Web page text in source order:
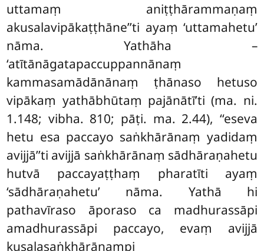
uttamaṃ aniṭṭhārammaṇaṃ
akusalavipākaṭṭhāne’’ti ayaṃ ‘uttamahetu’
nāma. Yathāha –
‘atītānāgatapaccuppannānaṃ
kammasamādānānaṃ ṭhānaso hetuso
vipākaṃ yathābhūtaṃ pajānātī’ti (ma. ni.
1.148; vibha. 810; pāṭi. ma. 2.44), ‘‘eseva
hetu esa paccayo saṅkhārānaṃ yadidaṃ
avijjā’’ti avijjā saṅkhārānaṃ sādhāraṇahetu
hutvā paccayaṭṭhaṃ pharatīti ayaṃ
‘sādhāraṇahetu’ nāma. Yathā hi
pathavīraso āporaso ca madhurassāpi
amadhurassāpi paccayo, evaṃ avijjā
kusalasaṅkhārānampi